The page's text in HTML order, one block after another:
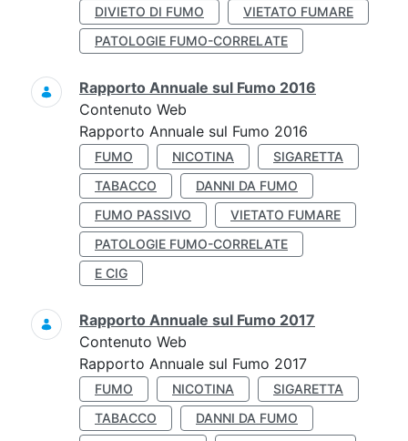
DIVIETO DI FUMO
VIETATO FUMARE
PATOLOGIE FUMO-CORRELATE
Rapporto Annuale sul Fumo 2016
Contenuto Web
Rapporto Annuale sul Fumo 2016
FUMO NICOTINA
SIGARETTA
TABACCO
DANNI DA FUMO
FUMO PASSIVO
VIETATO FUMARE
PATOLOGIE FUMO-CORRELATE
E CIG
Rapporto Annuale sul Fumo 2017
Contenuto Web
Rapporto Annuale sul Fumo 2017
FUMO NICOTINA
SIGARETTA
TABACCO
DANNI DA FUMO